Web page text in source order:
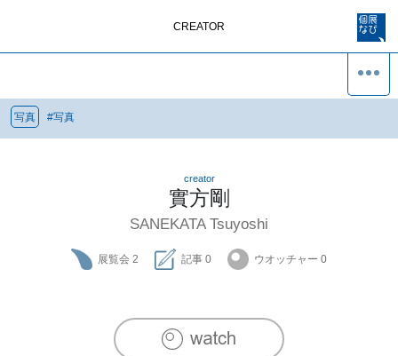
CREATOR
写真 #写真
creator
實方剛
SANEKATA Tsuyoshi
展覧会 2 記事 0 ウオッチャー 0